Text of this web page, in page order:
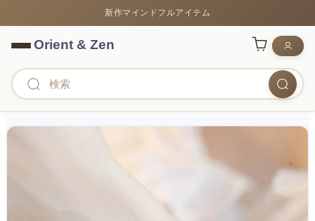
新作マインドフルアイテム